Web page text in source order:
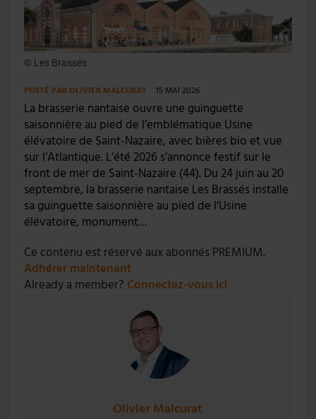
© Les Brassés
POSTÉ PAROLIVIER MALCURAT 15 MAI 2026
La brasserie nantaise ouvre une guinguette
saisonnière au pied de l’emblématique Usine
élévatoire de Saint-Nazaire, avec bières bio et vue
sur l’Atlantique. L’été 2026 s’annonce festif sur le
front de mer de Saint-Nazaire (44). Du 24 juin au 20
septembre, la brasserie nantaise Les Brassés installe
sa guinguette saisonnière au pied de l’Usine
élévatoire, monument…
Ce contenu est réservé aux abonnés PREMIUM.
Adhérer maintenant
Already a member? Connectez-vous ici
Olivier Malcurat